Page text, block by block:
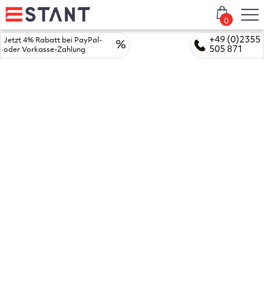
+49 (0)2355
505 871
Jetzt 4% Rabatt bei PayPal-
oder Vorkasse-Zahlung
%
0